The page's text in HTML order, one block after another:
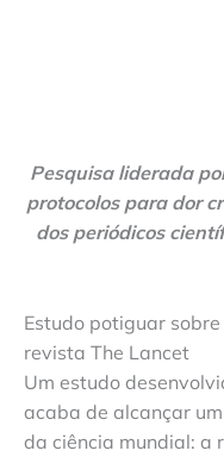
Pesquisa liderada
protocolos para dor
dos periódicos
Estudo potiguar
revista The Lancet
Um estudo
acaba de alcançar
da ciência mundial: a